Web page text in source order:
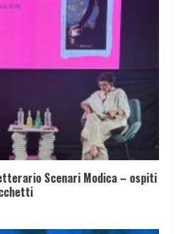
Scenari Modica – ospiti